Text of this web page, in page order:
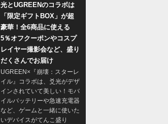
光とUGREENのコラボは
「限定ギフトBOX」が超
豪華！全6商品に使える
5％オフクーポンやコスプ
レイヤー撮影会など、盛り
だくさんでお届け
UGREEN×『崩壊：スターレ
イル』コラボは、爻光がデザ
インされていて美しい！モバ
イルバッテリーや急速充電器
など、ゲームと一緒に使いた
いデバイスがてんこ盛り